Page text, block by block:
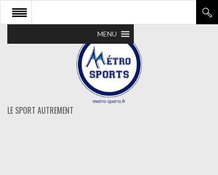
LE SPORT AUTREMENT
MENU